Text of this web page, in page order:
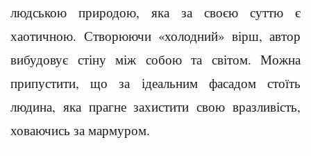
людською природою, яка за своєю суттю є
хаотичною. Створюючи «холодний» вірш, автор
вибудовує стіну між собою та світом. Можна
припустити, що за ідеальним фасадом стоїть
людина, яка прагне захистити свою вразливість,
ховаючись за мармуром.